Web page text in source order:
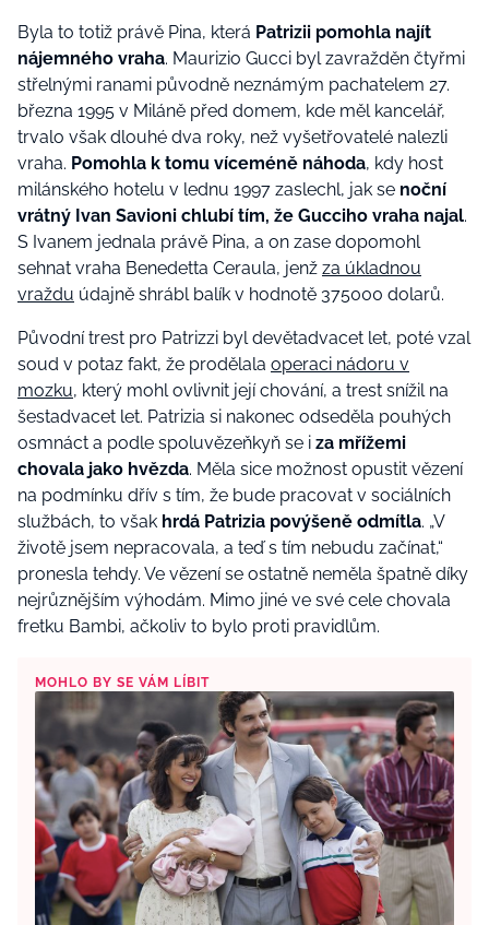
Byla to totiž právě Pina, která Patrizii pomohla najít
nájemného vraha. Maurizio Gucci byl zavražděn čtyřmi
střelnými ranami původně neznámým pachatelem 27.
března 1995 v Miláně před domem, kde měl kancelář,
trvalo však dlouhé dva roky, než vyšetřovatelé nalezli
vraha. Pomohla k tomu víceméně náhoda, kdy host
milánského hotelu v lednu 1997 zaslechl, jak se noční
vrátný Ivan Savioni chlubí tím, že Gucciho vraha najal.
S Ivanem jednala právě Pina, a on zase dopomohl
sehnat vraha Benedetta Ceraula, jenž za úkladnou
vraždu údajně shrábl balík v hodnotě 375000 dolarů.
Původní trest pro Patrizzi byl devětadvacet let, poté vzal
soud v potaz fakt, že prodělala operaci nádoru v
mozku, který mohl ovlivnit její chování, a trest snížil na
šestadvacet let. Patrizia si nakonec odseděla pouhých
osmnáct a podle spoluvězeňkyň se i za mřížemi
chovala jako hvězda. Měla sice možnost opustit vězení
na podmínku dřív s tím, že bude pracovat v sociálních
službách, to však hrdá Patrizia povýšeně odmítla. „V
životě jsem nepracovala, a teď s tím nebudu začínat,“
pronesla tehdy. Ve vězení se ostatně neměla špatně díky
nejrůznějším výhodám. Mimo jiné ve své cele chovala
fretku Bambi, ačkoliv to bylo proti pravidlům.
MOHLO BY SE VÁM LÍBIT